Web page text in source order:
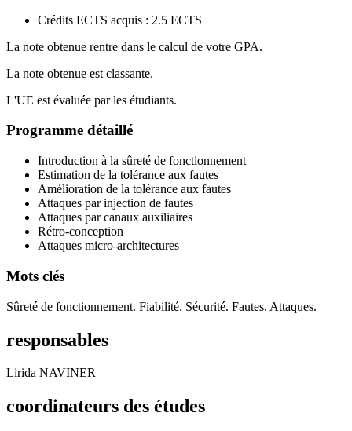
Crédits ECTS acquis : 2.5 ECTS
La note obtenue rentre dans le calcul de votre GPA.
La note obtenue est classante.
L'UE est évaluée par les étudiants.
Programme détaillé
Introduction à la sûreté de fonctionnement
Estimation de la tolérance aux fautes
Amélioration de la tolérance aux fautes
Attaques par injection de fautes
Attaques par canaux auxiliaires
Rétro-conception
Attaques micro-architectures
Mots clés
Sûreté de fonctionnement. Fiabilité. Sécurité. Fautes. Attaques.
responsables
Lirida NAVINER
coordinateurs des études